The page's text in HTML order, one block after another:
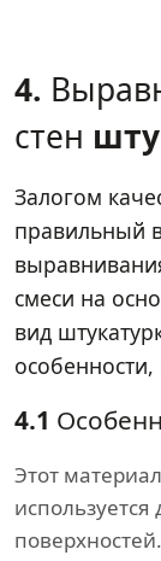
4.
стен
Залогом
правильный
смеси на
вид
4.1
Этот
поверхностей.